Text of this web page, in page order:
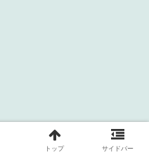
トップ サイドバー